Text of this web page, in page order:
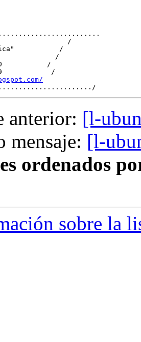
/
/
/
/
/
anterior: [l-
mensaje: [l-
ordenados
sobre la